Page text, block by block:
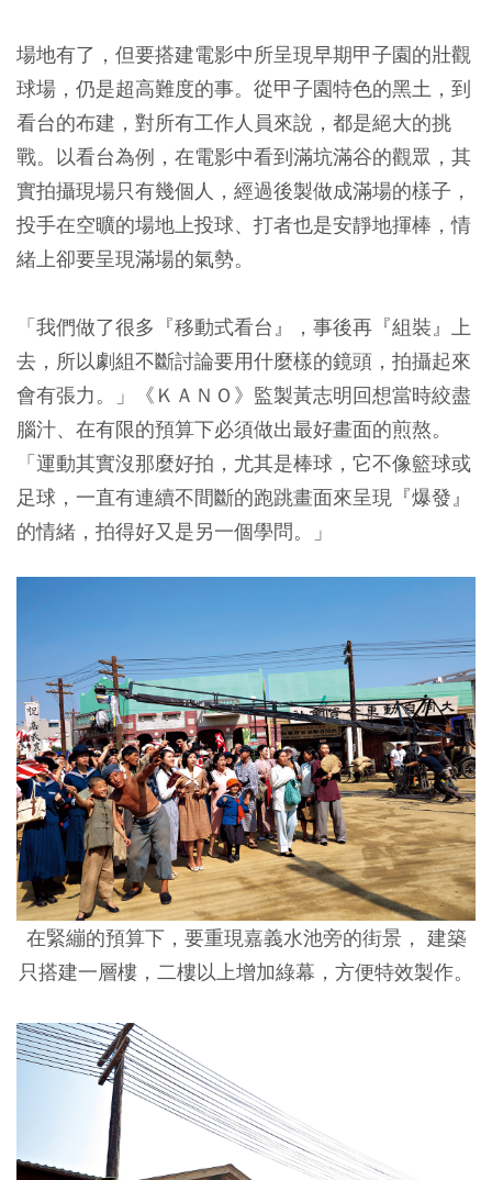
場地有了，但要搭建電影中所呈現早期甲子園的壯觀
球場，仍是超高難度的事。從甲子園特色的黑土，到
看台的布建，對所有工作人員來說，都是絕大的挑
戰。以看台為例，在電影中看到滿坑滿谷的觀眾，其
實拍攝現場只有幾個人，經過後製做成滿場的樣子，
投手在空曠的場地上投球、打者也是安靜地揮棒，情
緒上卻要呈現滿場的氣勢。
「我們做了很多『移動式看台』，事後再『組裝』上
去，所以劇組不斷討論要用什麼樣的鏡頭，拍攝起來
會有張力。」《ＫＡＮＯ》監製黃志明回想當時絞盡
腦汁、在有限的預算下必須做出最好畫面的煎熬。
「運動其實沒那麼好拍，尤其是棒球，它不像籃球或
足球，一直有連續不間斷的跑跳畫面來呈現『爆發』
的情緒，拍得好又是另一個學問。」
在緊繃的預算下，要重現嘉義水池旁的街景， 建築
只搭建一層樓，二樓以上增加綠幕，方便特效製作。